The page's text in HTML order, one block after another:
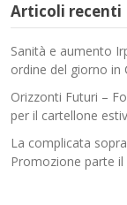
Articoli recenti
Sanità e aumento
ordine del giorno in
Orizzonti Futuri –
per il cartellone
La complicata
Promozione parte